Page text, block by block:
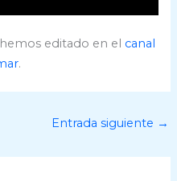
editado en el canal
.
Entrada siguiente →